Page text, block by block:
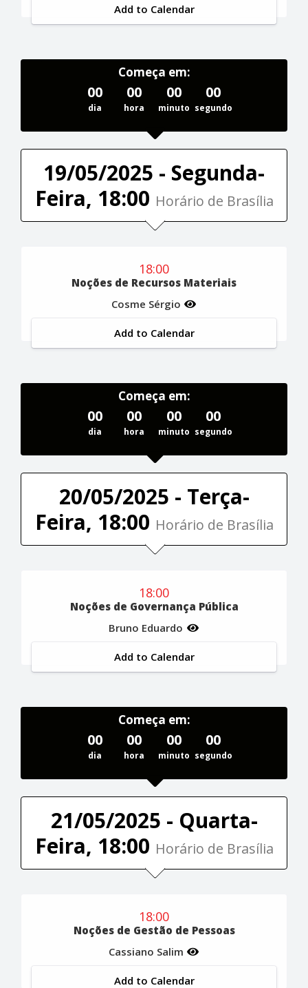
Add to Calendar
Começa em:
00
dia
00
hora
00
minuto
00
segundo
19/05/2025 - Segunda-
Feira, 18:00 Horário de Brasília
18:00
Noções de Recursos Materiais
Cosme Sérgio
Add to Calendar
Começa em:
00
dia
00
hora
00
minuto
00
segundo
20/05/2025 - Terça-
Feira, 18:00 Horário de Brasília
18:00
Noções de Governança Pública
Bruno Eduardo
Add to Calendar
Começa em:
00
dia
00
hora
00
minuto
00
segundo
21/05/2025 - Quarta-
Feira, 18:00 Horário de Brasília
18:00
Noções de Gestão de Pessoas
Cassiano Salim
Add to Calendar